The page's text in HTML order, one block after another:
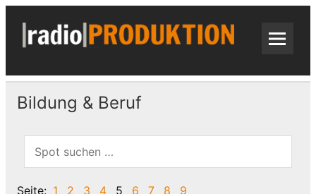
Skip
content
Bildung & Beruf
Seite: 1 2 3 4 5 6 7 8 9